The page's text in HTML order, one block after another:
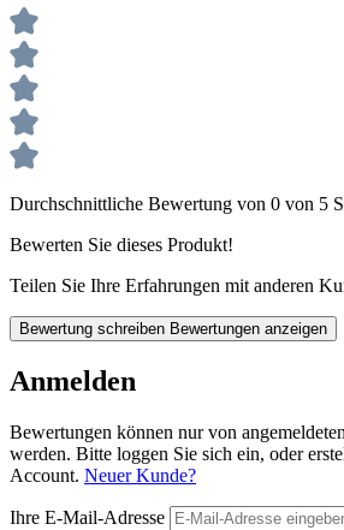
Durchschnittliche Bewertung von 0 von 5
Bewerten Sie dieses Produkt!
Teilen Sie Ihre Erfahrungen mit anderen
Bewertung schreiben Bewertungen anzeigen
Anmelden
Bewertungen können nur von
werden. Bitte loggen Sie sich ein, oder
Account. Neuer Kunde?
Ihre E-Mail-Adresse